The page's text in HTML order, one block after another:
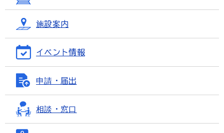
施設案内
イベント情報
申請・届出
相談・窓口